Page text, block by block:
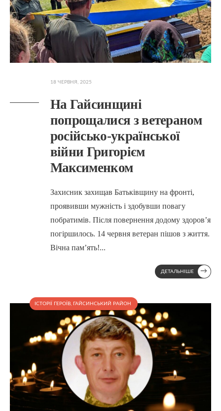
18 ЧЕРВНЯ, 2025
На Гайсинщині
попрощалися з ветераном
російсько-української
війни Григорієм
Максименком
Захисник захищав Батьківщину на фронті,
проявивши мужність і здобувши повагу
побратимів. Після повернення додому здоров’я
погіршилось. 14 червня ветеран пішов з життя.
Вічна пам’ять!...
ДЕТАЛЬНІШЕ →
ІСТОРІЇ ГЕРОЇВ, ГАЙСИНСЬКИЙ РАЙОН